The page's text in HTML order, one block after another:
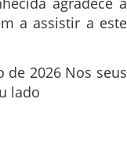
a assistir a este
de 2026 Nos seus
lado